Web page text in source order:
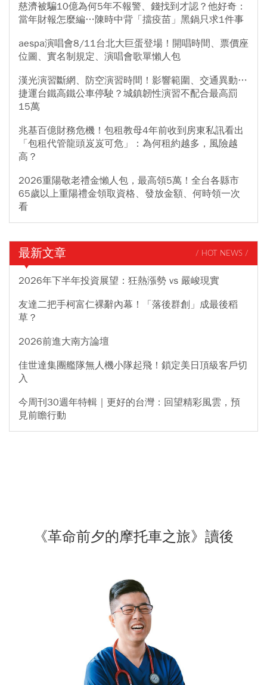
慈濟被騙10億為何5年不報警、錢找到才認？他好奇：
當年財報怎麼編…陳時中背「擋疫苗」黑鍋只求1件事
aespa演唱會8/11台北大巨蛋登場！開唱時間、票價座
位圖、實名制規定、演唱會歌單懶人包
漢光演習斷網、防空演習時間！影響範圍、交通異動…
捷運台鐵高鐵公車停駛？城鎮韌性演習不配合最高罰
15萬
兆基百億財務危機！包租教母4年前收到房東私訊看出
「包租代管龍頭岌岌可危」：為何租約越多，風險越
高？
2026重陽敬老禮金懶人包，最高領5萬！全台各縣市
65歲以上重陽禮金領取資格、發放金額、何時領一次
看
最新文章 / HOT NEWS /
2026年下半年投資展望：狂熱漲勢 vs 嚴峻現實
友達二把手柯富仁裸辭內幕！「落後群創」成最後稻
草？
2026前進大南方論壇
佳世達集團艦隊無人機小隊起飛！鎖定美日頂級客戶切
入
今周刊30週年特輯｜更好的台灣：回望精彩風雲，預
見前瞻行動
《革命前夕的摩托車之旅》讀後